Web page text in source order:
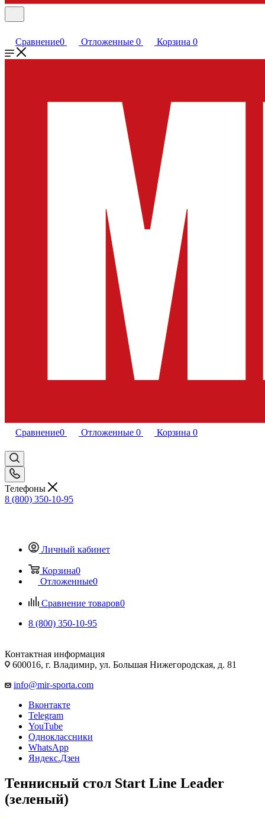
Сравнение0 Отложенные 0 Корзина 0
Сравнение0 Отложенные 0 Корзина 0
Телефоны
8 (800) 350-10-95
Личный кабинет
Корзина0
Отложенные0
Сравнение товаров0
8 (800) 350-10-95
Контактная информация
600016, г. Владимир, ул. Большая Нижегородская, д. 81
info@mir-sporta.com
Вконтакте
Telegram
YouTube
Одноклассники
WhatsApp
Яндекс.Дзен
Теннисный стол Start Line Leader
(зеленый)